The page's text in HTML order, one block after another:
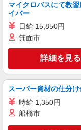
マイクロバスにて教
イバー
日給 15,850円
箕面市
詳細を見る
スーパー資材の仕分
時給 1,350円
船橋市